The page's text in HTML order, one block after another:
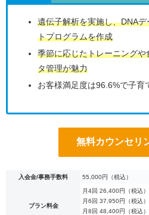
遺伝子解析を実施し、DNA
トプログラムを作成
季節に応じたトレーニング
タ管理が魅力
お客様満足度は96.6%で子育
無料カウンセリ
入会金/事務手数料 55,000円（税込）
プラン料金
月4回 26,400円（税込）
月6回 37,950円（税込）
月8回 48,400円（税込）